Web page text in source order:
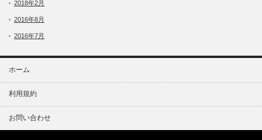
2018年2月
2016年8月
2016年7月
ホーム
利用規約
お問い合わせ